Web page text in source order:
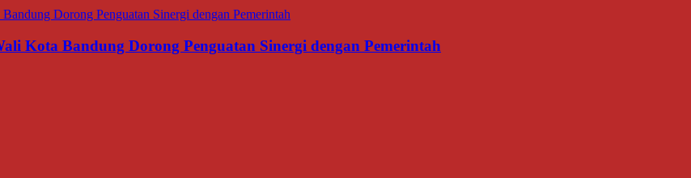
Kota Bandung Dorong Penguatan Sinergi dengan Pemerintah